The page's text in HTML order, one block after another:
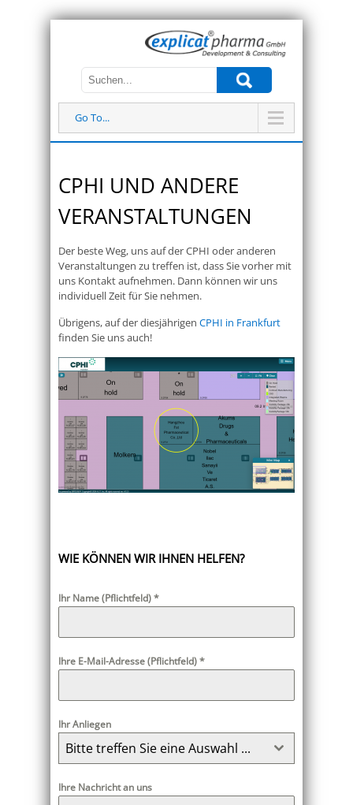
Go To...
CPHI UND ANDERE
VERANSTALTUNGEN
Der beste Weg, uns auf der CPHI oder anderen
Veranstaltungen zu treffen ist, dass Sie vorher mit
uns Kontakt aufnehmen. Dann können wir uns
individuell Zeit für Sie nehmen.
Übrigens, auf der diesjährigen CPHI in Frankfurt
finden Sie uns auch!
WIE KÖNNEN WIR IHNEN HELFEN?
Ihr Name (Pflichtfeld)*
Ihre E-Mail-Adresse (Pflichtfeld)*
Ihr Anliegen
Bitte treffen Sie eine Auswahl ...
Ihre Nachricht an uns